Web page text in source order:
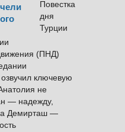
(ПНД)
ключевую
не
— надежду,
а Демирташ —